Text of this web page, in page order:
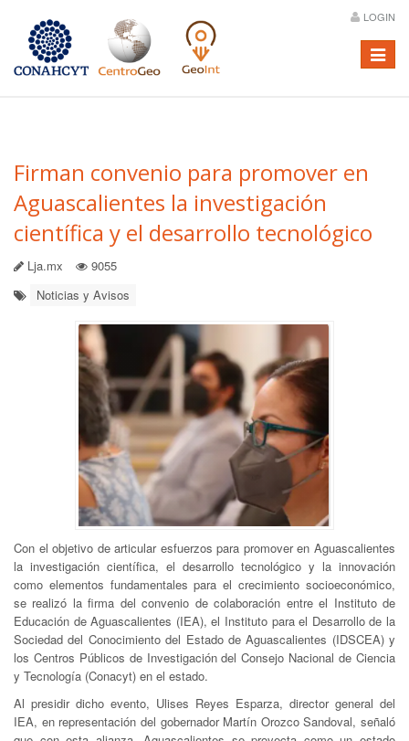
LOGIN
Menú
Firman convenio para promover en
Aguascalientes la investigación
científica y el desarrollo tecnológico
Lja.mx
9055
Noticias y Avisos
Con el objetivo de articular esfuerzos para promover en Aguascalientes
la investigación científica, el desarrollo tecnológico y la innovación
como elementos fundamentales para el crecimiento socioeconómico,
se realizó la firma del convenio de colaboración entre el Instituto de
Educación de Aguascalientes (IEA), el Instituto para el Desarrollo de la
Sociedad del Conocimiento del Estado de Aguascalientes (IDSCEA) y
los Centros Públicos de Investigación del Consejo Nacional de Ciencia
y Tecnología (Conacyt) en el estado.
Al presidir dicho evento, Ulises Reyes Esparza, director general del
IEA, en representación del gobernador Martín Orozco Sandoval, señaló